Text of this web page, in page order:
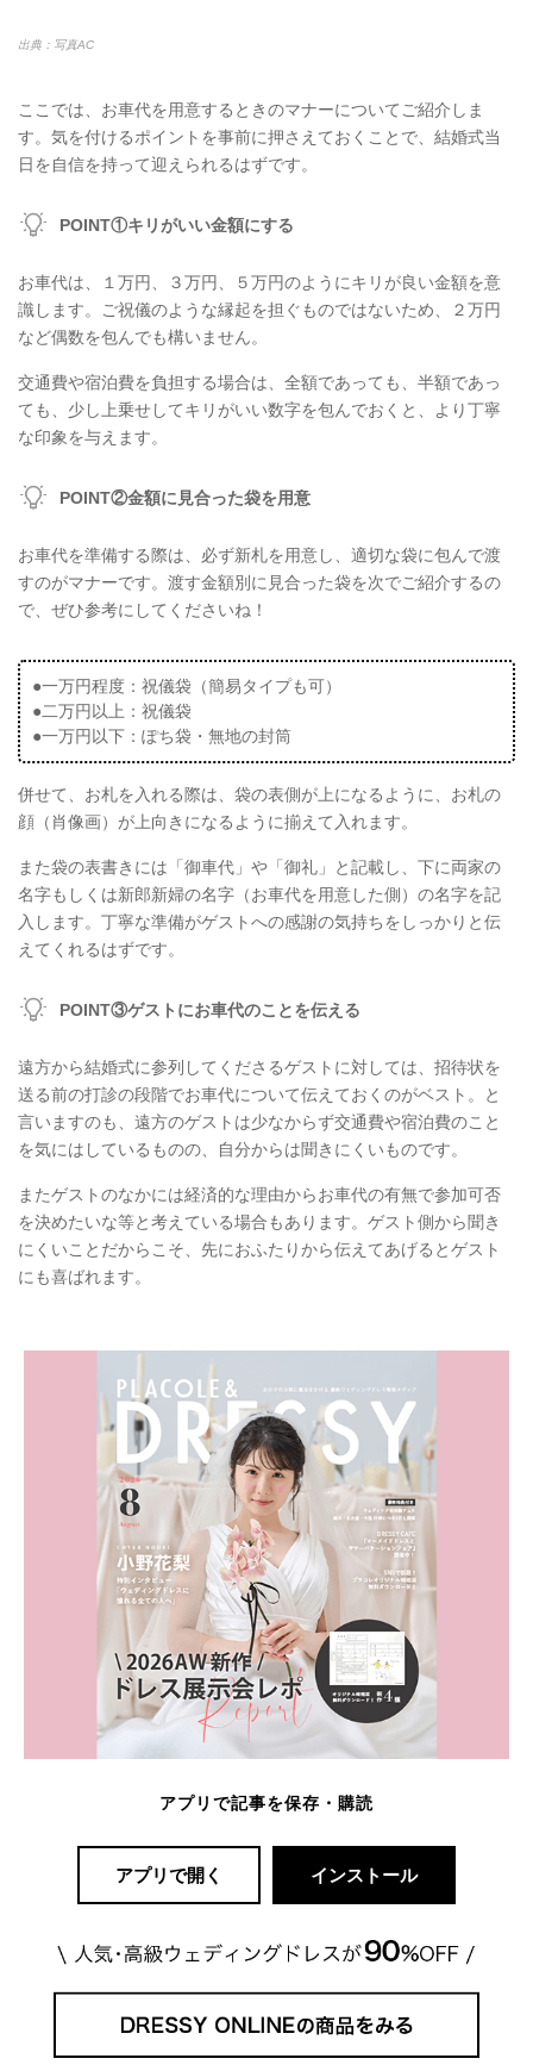
出典：写真AC
ここでは、お車代を用意するときのマナーについてご紹介しま
す。気を付けるポイントを事前に押さえておくことで、結婚式当
日を自信を持って迎えられるはずです。
POINT①キリがいい金額にする
お車代は、１万円、３万円、５万円のようにキリが良い金額を意
識します。ご祝儀のような縁起を担ぐものではないため、２万円
など偶数を包んでも構いません。
交通費や宿泊費を負担する場合は、全額であっても、半額であっ
ても、少し上乗せしてキリがいい数字を包んでおくと、より丁寧
な印象を与えます。
POINT②金額に見合った袋を用意
お車代を準備する際は、必ず新札を用意し、適切な袋に包んで渡
すのがマナーです。渡す金額別に見合った袋を次でご紹介するの
で、ぜひ参考にしてくださいね！
●一万円程度：祝儀袋（簡易タイプも可）
●二万円以上：祝儀袋
●一万円以下：ぽち袋・無地の封筒
併せて、お札を入れる際は、袋の表側が上になるように、お札の
顔（肖像画）が上向きになるように揃えて入れます。
また袋の表書きには「御車代」や「御礼」と記載し、下に両家の
名字もしくは新郎新婦の名字（お車代を用意した側）の名字を記
入します。丁寧な準備がゲストへの感謝の気持ちをしっかりと伝
えてくれるはずです。
POINT③ゲストにお車代のことを伝える
遠方から結婚式に参列してくださるゲストに対しては、招待状を
送る前の打診の段階でお車代について伝えておくのがベスト。と
言いますのも、遠方のゲストは少なからず交通費や宿泊費のこと
を気にはしているものの、自分からは聞きにくいものです。
またゲストのなかには経済的な理由からお車代の有無で参加可否
を決めたいな等と考えている場合もあります。ゲスト側から聞き
にくいことだからこそ、先におふたりから伝えてあげるとゲスト
にも喜ばれます。
アプリで記事を保存・購読
アプリで開く インストール